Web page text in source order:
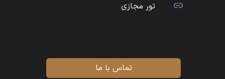
تور مجازی
تماس با ما